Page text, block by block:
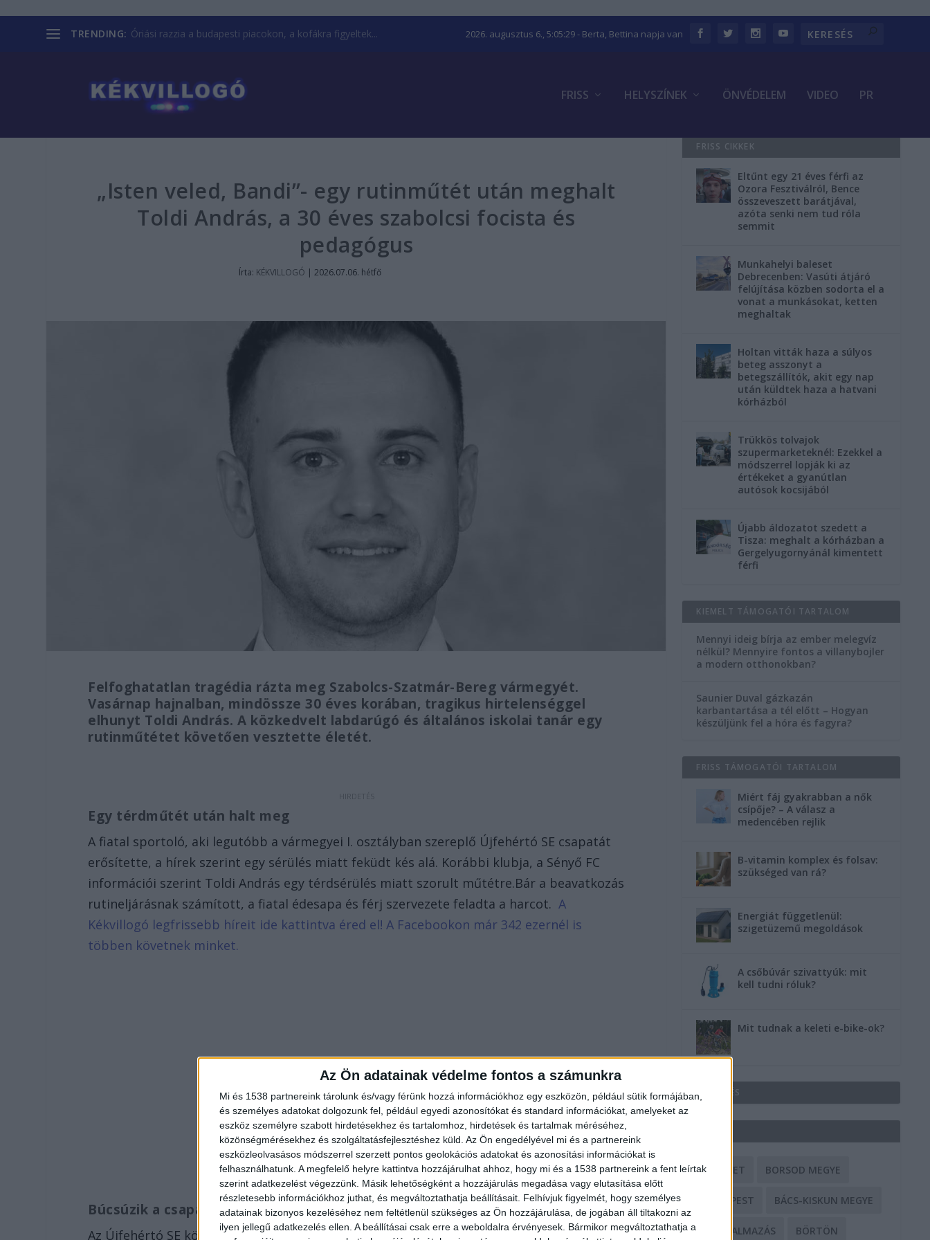
Az Ön adatainak védelme fontos a számunkra
Mi és 1538 partnereink tárolunk és/vagy férünk hozzá információkhoz egy eszközön, például sütik formájában,
és személyes adatokat dolgozunk fel, például egyedi azonosítókat és standard információkat, amelyeket az
eszköz személyre szabott hirdetésekhez és tartalomhoz, hirdetések és tartalmak méréséhez,
közönségmérésekhez és szolgáltatásfejlesztéshez küld. Az Ön engedélyével mi és a partnereink
eszközleolvasásos módszerrel szerzett pontos geolokációs adatokat és azonosítási információkat is
felhasználhatunk. A megfelelő helyre kattintva hozzájárulhat ahhoz, hogy mi és a 1538 partnereink a fent leírtak
szerint adatkezelést végezzünk. Másik lehetőségként a hozzájárulás megadása vagy elutasítása előtt
részletesebb információkhoz juthat, és megváltoztathatja beállításait. Felhívjuk figyelmét, hogy személyes
adatainak bizonyos kezeléséhez nem feltétlenül szükséges az Ön hozzájárulása, de jogában áll tiltakozni az
ilyen jellegű adatkezelés ellen. A beállításai csak erre a weboldalra érvényesek. Bármikor megváltoztathatja a
TRENDING: Óriási razzia a budapesti piacokon, a kofákra figyeltek... 2026. augusztus 6., 5:05:29- Berta, Bettina napja van
FRISS HELYSZÍNEK ÖNVÉDELEM VIDEO PR
„Isten veled, Bandi”- egy rutinműtét után meghalt
Toldi András, a 30 éves szabolcsi focista és
pedagógus
Írta: KÉKVILLOGÓ |2026.07.06. hétfő
Felfoghatatlan tragédia rázta meg Szabolcs-Szatmár-Bereg vármegyét.
Vasárnap hajnalban, mindössze 30 éves korában, tragikus hirtelenséggel
elhunyt Toldi András. A közkedvelt labdarúgó és általános iskolai tanár egy
rutinműtétet követően vesztette életét.
Egy térdműtét után halt meg
A fiatal sportoló, aki legutóbb a vármegyei I. osztályban szereplő Újfehértó SE csapatát
erősítette, a hírek szerint egy sérülés miatt feküdt kés alá. Korábbi klubja, a Sényő FC
információi szerint Toldi András egy térdsérülés miatt szorult műtétre.Bár a beavatkozás
rutineljárásnak számított, a fiatal édesapa és férj szervezete feladta a harcot.A
Kékvillogó legfrissebb híreit ide kattintva éred el! A Facebookon már 342 ezernél is
többen követnek minket.
Búcsúzik a csapata
Az Újfehértó SE közleményében megerősítette, hogy a tragédia a műtétet követően
FRISS CIKKEK
Eltűnt egy 21 éves férfi az
Ozora Fesztiválról, Bence
összeveszett barátjával,
azóta senki nem tud róla
semmit
Munkahelyi baleset
Debrecenben: Vasúti átjáró
felújítása közben sodorta el a
vonat a munkásokat, ketten
meghaltak
Holtan vitták haza a súlyos
beteg asszonyt a
betegszállítók, akit egy nap
után küldtek haza a hatvani
kórházból
Trükkös tolvajok
szupermarketeknél: Ezekkel a
módszerrel lopják ki az
értékeket a gyanútlan
autósok kocsijából
Újabb áldozatot szedett a
Tisza: meghalt a kórházban a
Gergelyugornyánál kimentett
férfi
KIEMELT TÁMOGATÓI TARTALOM
Mennyi ideig bírja az ember melegvíz
nélkül? Mennyire fontos a villanybojler
a modern otthonokban?
Saunier Duval gázkazán
karbantartása a tél előtt – Hogyan
készüljünk fel a hóra és fagyra?
FRISS TÁMOGATÓI TARTALOM
Miért fáj gyakrabban a nők
csípője? – A válasz a
medencében rejlik
B-vitamin komplex és folsav:
szükséged van rá?
Energiát függetlenül:
szigetüzemű megoldások
A csőbúvár szivattyúk: mit
kell tudni róluk?
Mit tudnak a keleti e-bike-ok?
HIRDETÉS
BALESET BORSOD MEGYE
BUDAPEST BÁCS-KISKUN MEGYE
BÁNTALMAZÁS BÖRTÖN